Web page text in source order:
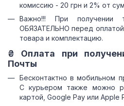
комиссию - 20 грн и 2% от
Важно!!! При получении
ОБЯЗАТЕЛЬНО перед
товара и комплектацию.
₴ Оплата при
Почты
Бесконтактно в мобильном
С курьером также можно
картой, Google Pay или Apple